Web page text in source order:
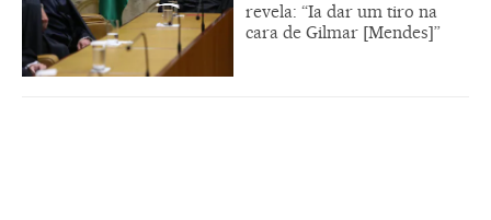
revela: “Ia dar um tiro na
cara de Gilmar [Mendes]”